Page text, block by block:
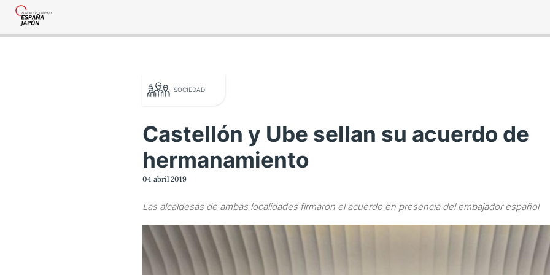
SOCIEDAD
Castellón y Ube sellan su acuerdo de
hermanamiento
04 abril 2019
Las alcaldesas de ambas localidades firmaron el acuerdo en presencia del embajador español